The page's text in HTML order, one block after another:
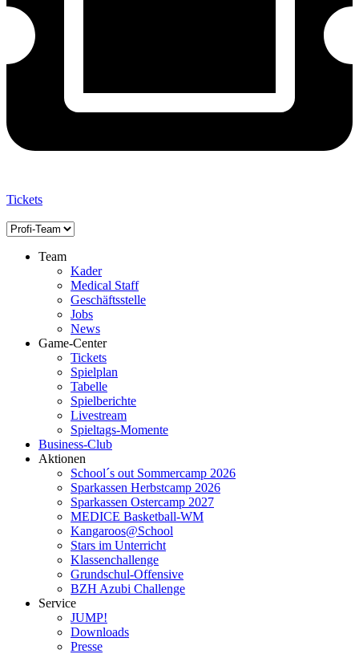
Tickets
Team
Kader
Medical Staff
Geschäftsstelle
Jobs
News
Game-Center
Tickets
Spielplan
Tabelle
Spielberichte
Livestream
Spieltags-Momente
Business-Club
Aktionen
School´s out Sommercamp 2026
Sparkassen Herbstcamp 2026
Sparkassen Ostercamp 2027
MEDICE Basketball-WM
Kangaroos@School
Stars im Unterricht
Klassenchallenge
Grundschul-Offensive
BZH Azubi Challenge
Service
JUMP!
Downloads
Presse